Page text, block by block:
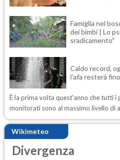
Famiglia nel
dei bimbi | Lo
sradicamento"
Caldo record,
l'afa resterà
È la prima volta quest'anno che tutti i
monitorati sono al massimo livello di
Wikimeteo
Divergenza